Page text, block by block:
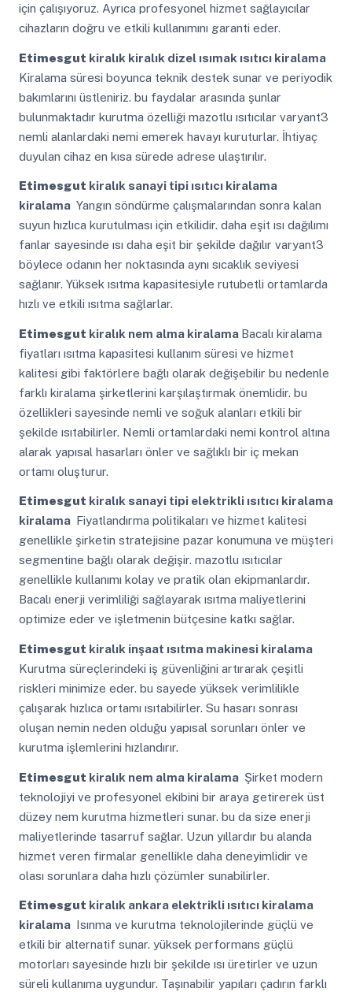
için çalışıyoruz. Ayrıca profesyonel hizmet sağlayıcılar
cihazların doğru ve etkili kullanımını garanti eder.
Etimesgut kiralık kiralık dizel ısımak ısıtıcı kiralama
Kiralama süresi boyunca teknik destek sunar ve periyodik
bakımlarını üstleniriz. bu faydalar arasında şunlar
bulunmaktadır kurutma özelliği mazotlu ısıtıcılar varyant3
nemli alanlardaki nemi emerek havayı kuruturlar. İhtiyaç
duyulan cihaz en kısa sürede adrese ulaştırılır.
Etimesgut kiralık sanayi tipi ısıtıcı kiralama
kiralama Yangın söndürme çalışmalarından sonra kalan
suyun hızlıca kurutulması için etkilidir. daha eşit ısı dağılımı
fanlar sayesinde ısı daha eşit bir şekilde dağılır varyant3
böylece odanın her noktasında aynı sıcaklık seviyesi
sağlanır. Yüksek ısıtma kapasitesiyle rutubetli ortamlarda
hızlı ve etkili ısıtma sağlarlar.
Etimesgut kiralık nem alma kiralama Bacalı kiralama
fiyatları ısıtma kapasitesi kullanım süresi ve hizmet
kalitesi gibi faktörlere bağlı olarak değişebilir bu nedenle
farklı kiralama şirketlerini karşılaştırmak önemlidir. bu
özellikleri sayesinde nemli ve soğuk alanları etkili bir
şekilde ısıtabilirler. Nemli ortamlardaki nemi kontrol altına
alarak yapısal hasarları önler ve sağlıklı bir iç mekan
ortamı oluşturur.
Etimesgut kiralık sanayi tipi elektrikli ısıtıcı kiralama
kiralama Fiyatlandırma politikaları ve hizmet kalitesi
genellikle şirketin stratejisine pazar konumuna ve müşteri
segmentine bağlı olarak değişir. mazotlu ısıtıcılar
genellikle kullanımı kolay ve pratik olan ekipmanlardır.
Bacalı enerji verimliliği sağlayarak ısıtma maliyetlerini
optimize eder ve işletmenin bütçesine katkı sağlar.
Etimesgut kiralık inşaat ısıtma makinesi kiralama
Kurutma süreçlerindeki iş güvenliğini artırarak çeşitli
riskleri minimize eder. bu sayede yüksek verimlilikle
çalışarak hızlıca ortamı ısıtabilirler. Su hasarı sonrası
oluşan nemin neden olduğu yapısal sorunları önler ve
kurutma işlemlerini hızlandırır.
Etimesgut kiralık nem alma kiralama Şirket modern
teknolojiyi ve profesyonel ekibini bir araya getirerek üst
düzey nem kurutma hizmetleri sunar. bu da size enerji
maliyetlerinde tasarruf sağlar. Uzun yıllardır bu alanda
hizmet veren firmalar genellikle daha deneyimlidir ve
olası sorunlara daha hızlı çözümler sunabilirler.
Etimesgut kiralık ankara elektrikli ısıtıcı kiralama
kiralama Isınma ve kurutma teknolojilerinde güçlü ve
etkili bir alternatif sunar. yüksek performans güçlü
motorları sayesinde hızlı bir şekilde ısı üretirler ve uzun
süreli kullanıma uygundur. Taşınabilir yapıları çadırın farklı